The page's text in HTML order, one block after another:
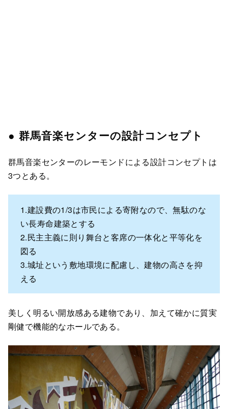
● 群馬音楽センターの設計コンセプト
群馬音楽センターのレーモンドによる設計コンセプトは
3つとある。
1.建設費の1/3は市民による寄附なので、無駄のな
い長寿命建築とする
2.民主主義に則り舞台と客席の一体化と平等化を
図る
3.城址という敷地環境に配慮し、建物の高さを抑
える
美しく明るい開放感ある建物であり、加えて確かに質実
剛健で機能的なホールである。